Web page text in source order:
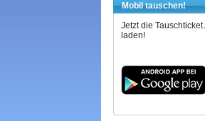
Mobil tauschen!
Jetzt die
laden!